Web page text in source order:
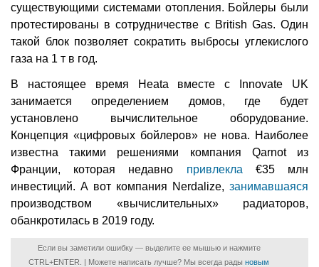
существующими системами отопления. Бойлеры были
протестированы в сотрудничестве с British Gas. Один
такой блок позволяет сократить выбросы углекислого
газа на 1 т в год.
В настоящее время Heata вместе с Innovate UK
занимается определением домов, где будет
установлено вычислительное оборудование.
Концепция «цифровых бойлеров» не нова. Наиболее
известна такими решениями компания Qarnot из
Франции, которая недавно привлекла €35 млн
инвестиций. А вот компания Nerdalize, занимавшаяся
производством «вычислительных» радиаторов,
обанкротилась в 2019 году.
Если вы заметили ошибку — выделите ее мышью и нажмите
CTRL+ENTER. | Можете написать лучше? Мы всегда рады новым